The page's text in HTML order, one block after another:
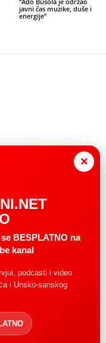
javni čas muzike, duše i
energije”
×
BESPLATNO na
kanal
podcasti i video
i Unsko-sanskog